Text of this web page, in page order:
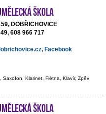
škola
DOBŘICHOVICE
608 966 717
, Facebook
Saxofon, Klarinet, Flétna, Klavír, Zpěv
škola